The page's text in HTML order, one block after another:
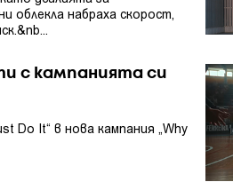
облекла набраха скорост,
с кампанията си
Do It“ в нова кампания „Why